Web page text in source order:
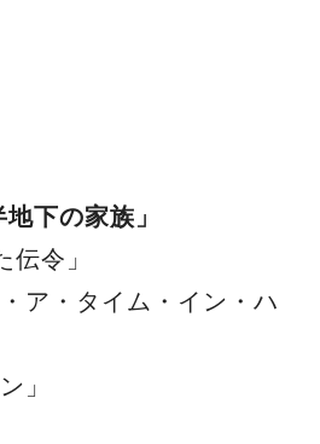
下の家族」
伝令」
ア・タイム・イン・ハ
」